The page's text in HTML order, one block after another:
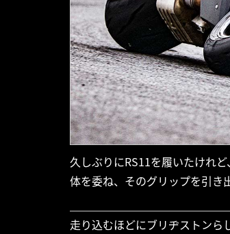
久しぶりにRS11を履いたけれ
体を委ね、そのグリップを引き
走り込むほどにブリヂストンら